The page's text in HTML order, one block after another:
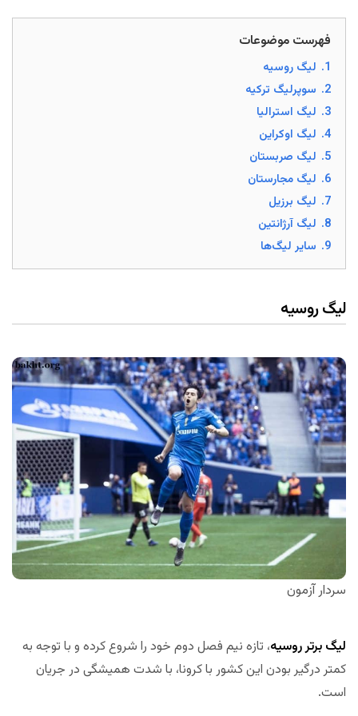
فهرست موضوعات
1. لیگ روسیه
2. سوپرلیگ ترکیه
3. لیگ استرالیا
4. لیگ اوکراین
5. لیگ صربستان
6. لیگ مجارستان
7. لیگ برزیل
8. لیگ آرژانتین
9. سایر لیگ‌ها
لیگ روسیه
سردار آزمون
لیگ برتر روسیه، تازه نیم فصل دوم خود را شروع کرده و با توجه به
کمتر درگیر بودن این کشور با کرونا، با شدت همیشگی در جریان
است.